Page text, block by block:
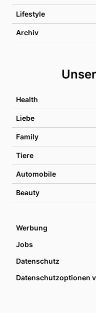
Lifestyle
Archiv
Health
Liebe
Family
Tiere
Automobile
Beauty
Werbung
Jobs
Datenschutz